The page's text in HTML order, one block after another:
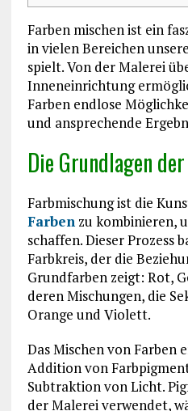
Farben mischen ist ein
in vielen Bereichen
spielt. Von der Malerei
Inneneinrichtung
Farben endlose
und ansprechende
Die Grundlagen
Farbmischung ist die
Farbenzu kombinieren,
schaffen. Dieser Prozess
Farbkreis, der die
Grundfarben zeigt: Rot,
deren Mischungen, die
Orange und Violett.
Das Mischen von
Addition von
Subtraktion von Licht.
der Malerei verwendet,